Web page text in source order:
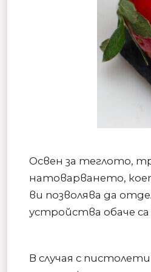
Освен за теглото,
натоварването,
ви позволява да
устройства обаче
В случая с